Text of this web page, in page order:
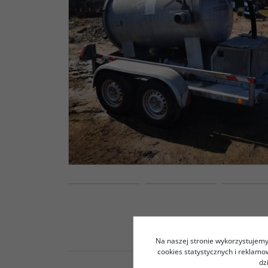
<
Na naszej stronie
cookies statystycznych i